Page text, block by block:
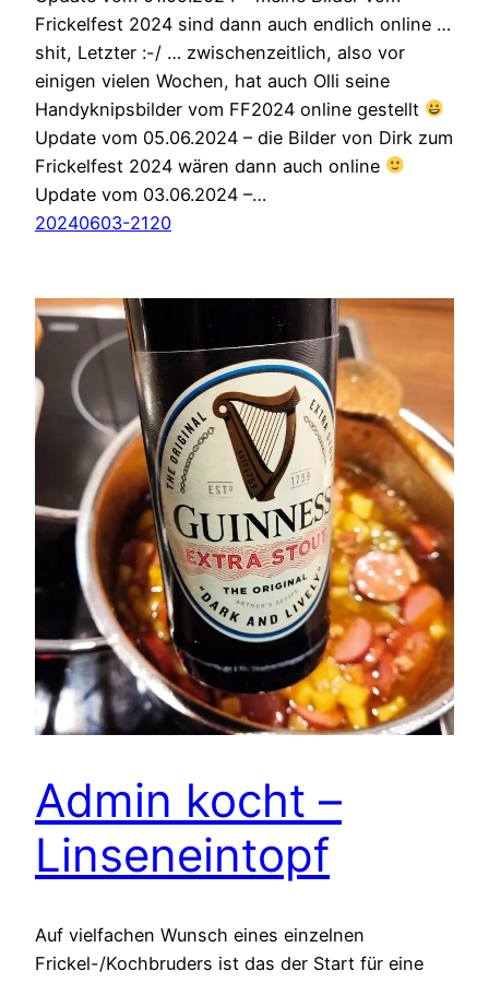
Frickelfest 2024 sind dann auch endlich online …
shit, Letzter :-/ … zwischenzeitlich, also vor
einigen vielen Wochen, hat auch Olli seine
Handyknipsbilder vom FF2024 online gestellt
Update vom 05.06.2024 – die Bilder von Dirk zum
Frickelfest 2024 wären dann auch online
Update vom 03.06.2024 –…
20240603-2120
Admin kocht –
Linseneintopf
Auf vielfachen Wunsch eines einzelnen
Frickel-/Kochbruders ist das der Start für eine